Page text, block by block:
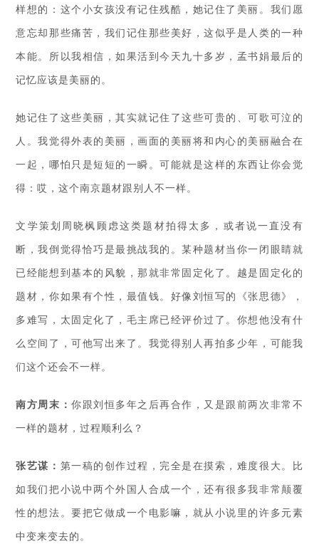
样想的：这个小女孩没有记住残酷，她记住了美丽。我们愿
意忘却那些痛苦，我们记住那些美好，这似乎是人类的一种
本能。所以我相信，如果活到今天九十多岁，孟书娟最后的
记忆应该是美丽的。
她记住了这些美丽，其实就记住了这些可贵的、可歌可泣的
人。我觉得外表的美丽，画面的美丽将和内心的美丽融合在
一起，哪怕只是短短的一瞬。可能就是这样的东西让你会觉
得：哎，这个南京题材跟别人不一样。
文学策划周晓枫顾虑这类题材拍得太多，或者说一直没有
断，我倒觉得恰巧是最挑战我的。某种题材当你一闭眼睛就
已经能想到基本的风貌，那就非常固定化了。越是固定化的
题材，你如果有个性，最值钱。好像刘恒写的《张思德》，
多难写，太固定化了，毛主席已经评价过了。你想他没有什
么空间了，可他写出来了。我觉得别人再拍多少年，可能我
们这个还会不一样。
南方周末：你跟刘恒多年之后再合作，又是跟前两次非常不
一样的题材，过程顺利么？
张艺谋： 第一稿的创作过程，完全是在摸索，难度很大。比
如我们把小说中两个外国人合成一个，还有很多我非常颠覆
性的想法。要把它做成一个电影嘛，就从小说里的许多元素
中变来变去的。